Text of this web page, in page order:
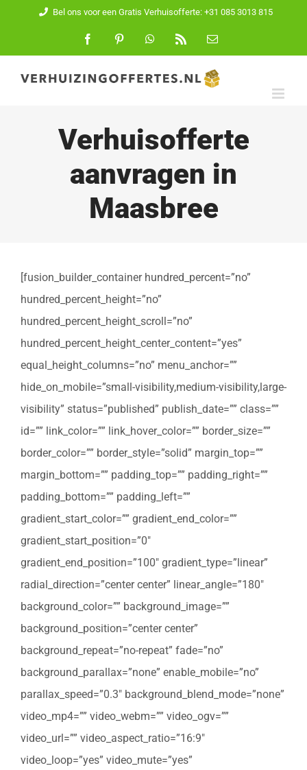
inhoud
Bel ons voor een Gratis Verhuisofferte: +31 085 3013 815
FacebookPinterest WhatsApp
E-
Verhuisofferte
aanvragen in
Maasbree
[fusion_builder_container hundred_percent=”no”
hundred_percent_height=”no”
hundred_percent_height_scroll=”no”
hundred_percent_height_center_content=”yes”
equal_height_columns=”no” menu_anchor=””
hide_on_mobile=”small-visibility,medium-visibility,large-
visibility” status=”published” publish_date=”” class=””
id=”” link_color=”” link_hover_color=”” border_size=””
border_color=”” border_style=”solid” margin_top=””
margin_bottom=”” padding_top=”” padding_right=””
padding_bottom=”” padding_left=””
gradient_start_color=”” gradient_end_color=””
gradient_start_position=”0″
gradient_end_position=”100″ gradient_type=”linear”
radial_direction=”center center” linear_angle=”180″
background_color=”” background_image=””
background_position=”center center”
background_repeat=”no-repeat” fade=”no”
background_parallax=”none” enable_mobile=”no”
parallax_speed=”0.3″ background_blend_mode=”none”
video_mp4=”” video_webm=”” video_ogv=””
video_url=”” video_aspect_ratio=”16:9″
video_loop=”yes” video_mute=”yes”